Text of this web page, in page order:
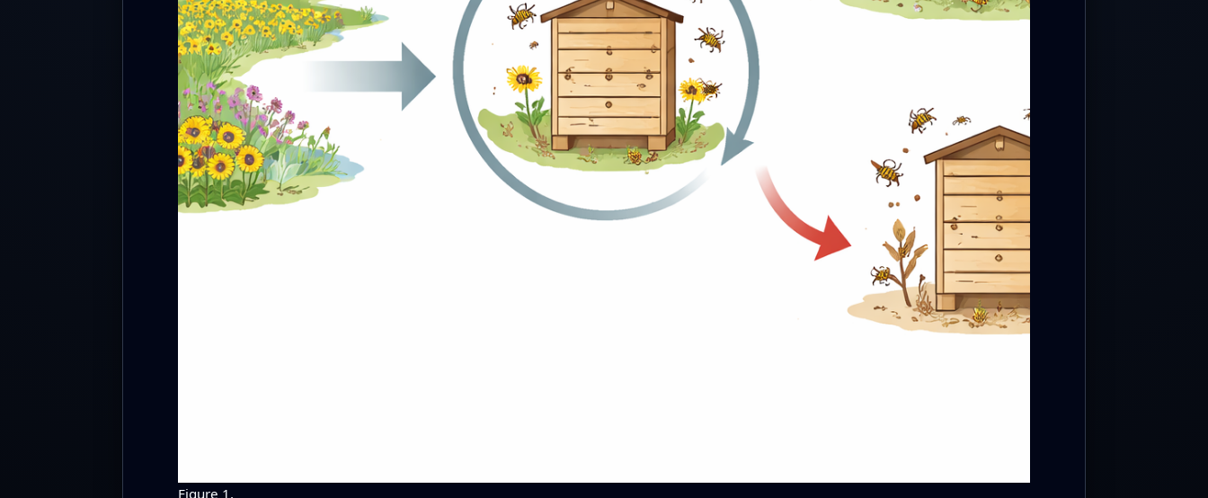
Figure 1.